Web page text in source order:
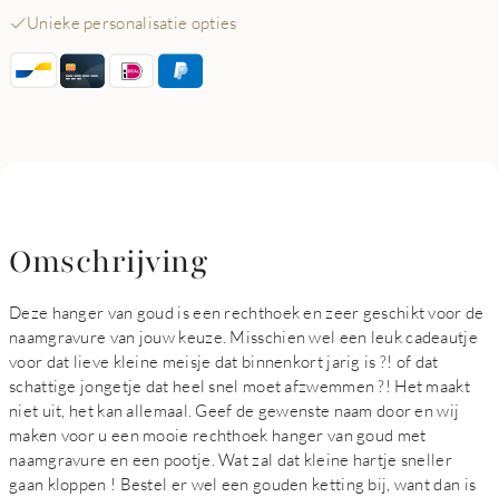
Unieke personalisatie opties
Omschrijving
Deze hanger van goud is een rechthoek en zeer geschikt voor de
naamgravure van jouw keuze. Misschien wel een leuk cadeautje
voor dat lieve kleine meisje dat binnenkort jarig is ?! of dat
schattige jongetje dat heel snel moet afzwemmen ?! Het maakt
niet uit, het kan allemaal. Geef de gewenste naam door en wij
maken voor u een mooie rechthoek hanger van goud met
naamgravure en een pootje. Wat zal dat kleine hartje sneller
gaan kloppen ! Bestel er wel een gouden ketting bij, want dan is